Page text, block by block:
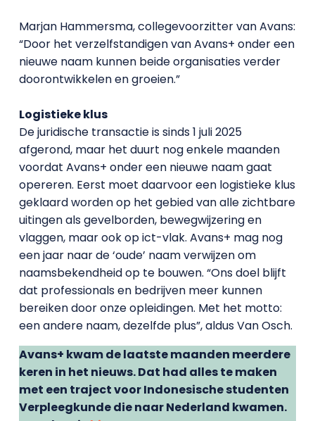
Marjan Hammersma, collegevoorzitter van Avans:
“Door het verzelfstandigen van Avans+ onder een
nieuwe naam kunnen beide organisaties verder
doorontwikkelen en groeien.”
Logistieke klus
De juridische transactie is sinds 1 juli 2025
afgerond, maar het duurt nog enkele maanden
voordat Avans+ onder een nieuwe naam gaat
opereren. Eerst moet daarvoor een logistieke klus
geklaard worden op het gebied van alle zichtbare
uitingen als gevelborden, bewegwijzering en
vlaggen, maar ook op ict-vlak. Avans+ mag nog
een jaar naar de ‘oude’ naam verwijzen om
naamsbekendheid op te bouwen. “Ons doel blijft
dat professionals en bedrijven meer kunnen
bereiken door onze opleidingen. Met het motto:
een andere naam, dezelfde plus”, aldus Van Osch.
Avans+ kwam de laatste maanden meerdere
keren in het nieuws. Dat had alles te maken
met een traject voor Indonesische studenten
Verpleegkunde die naar Nederland kwamen.